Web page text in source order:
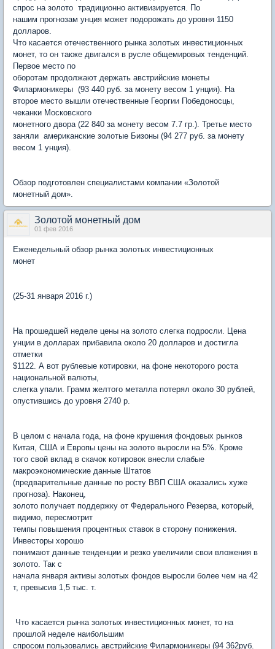
спрос на золото традиционно активизируется. По
нашим прогнозам унция может подорожать до уровня 1150
долларов.
Что касается отечественного рынка золотых инвестиционных
монет, то он также двигался в русле общемировых тенденций.
Первое место по
оборотам продолжают держать австрийские монеты
Филармоникеры (93 440 руб. за монету весом 1 унция). На
второе место вышли отечественные Георгии Победоносцы,
чеканки Московского
монетного двора (22 840 за монету весом 7.7 гр.). Третье место
заняли американские золотые Бизоны (94 277 руб. за монету
весом 1 унция).
Обзор подготовлен специалистами компании «Золотой
монетный дом».
Золотой монетный дом
01 фев 2016
Еженедельный обзор рынка золотых инвестиционных
монет
(25-31 января 2016 г.)
На прошедшей неделе цены на золото слегка подросли. Цена
унции в долларах прибавила около 20 долларов и достигла
отметки
$1122. А вот рублевые котировки, на фоне некоторого роста
национальной валюты,
слегка упали. Грамм желтого металла потерял около 30 рублей,
опустившись до уровня 2740 р.
В целом с начала года, на фоне крушения фондовых рынков
Китая, США и Европы цены на золото выросли на 5%. Кроме
того свой вклад в скачок котировок внесли слабые
макроэкономические данные Штатов
(предварительные данные по росту ВВП США оказались хуже
прогноза). Наконец,
золото получает поддержку от Федерального Резерва, который,
видимо, пересмотрит
темпы повышения процентных ставок в сторону понижения.
Инвесторы хорошо
понимают данные тенденции и резко увеличили свои вложения в
золото. Так с
начала января активы золотых фондов выросли более чем на 42
т, превысив 1,5 тыс. т.
Что касается рынка золотых инвестиционных монет, то на
прошлой неделе наибольшим
спросом пользовались австрийские Филармоникеры (94 362руб.